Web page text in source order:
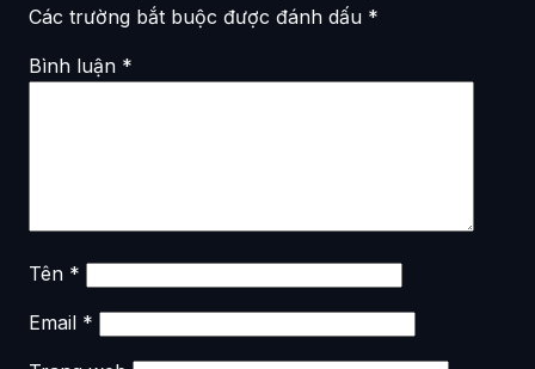
Các trường bắt buộc được đánh dấu *
Bình luận *
Tên *
Email *